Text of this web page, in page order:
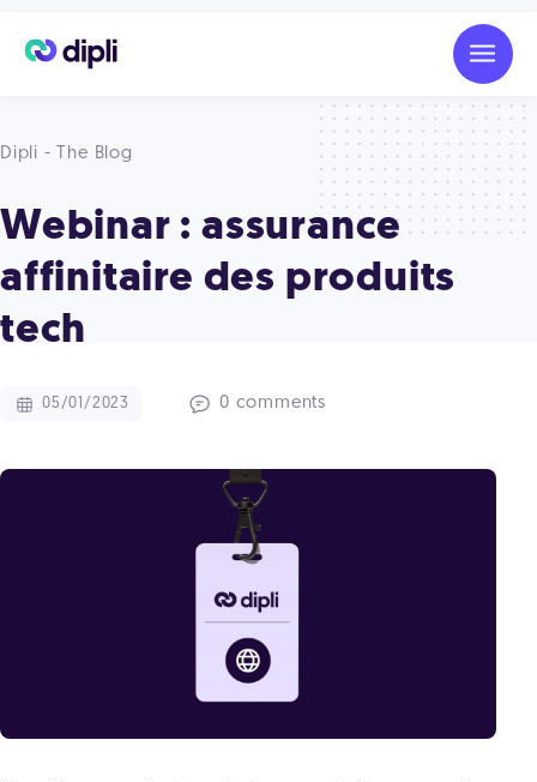
Dipli - The Blog
Webinar : assurance
affinitaire des produits
tech
05/01/2023 0 comments